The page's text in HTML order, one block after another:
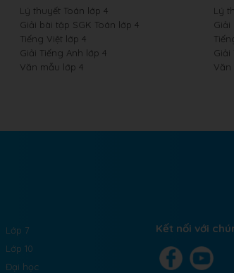
Lý thuyết Toán lớp 4
Giải bài tập SGK Toán lớp 4
Tiếng Việt lớp 4
Giải Tiếng Anh lớp 4
Văn mẫu lớp 4
Lý
Giải
Giải
Văn
Lớp 7
Lớp 10
Đại học
Kết nối với